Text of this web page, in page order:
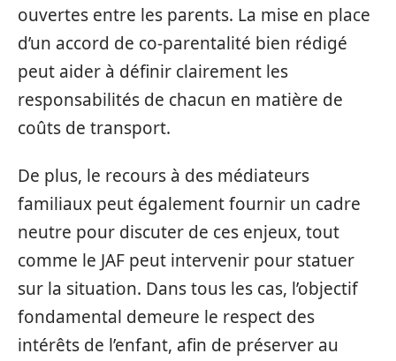
ouvertes entre les parents. La mise en place
d’un accord de co-parentalité bien rédigé
peut aider à définir clairement les
responsabilités de chacun en matière de
coûts de transport.
De plus, le recours à des médiateurs
familiaux peut également fournir un cadre
neutre pour discuter de ces enjeux, tout
comme le JAF peut intervenir pour statuer
sur la situation. Dans tous les cas, l’objectif
fondamental demeure le respect des
intérêts de l’enfant, afin de préserver au